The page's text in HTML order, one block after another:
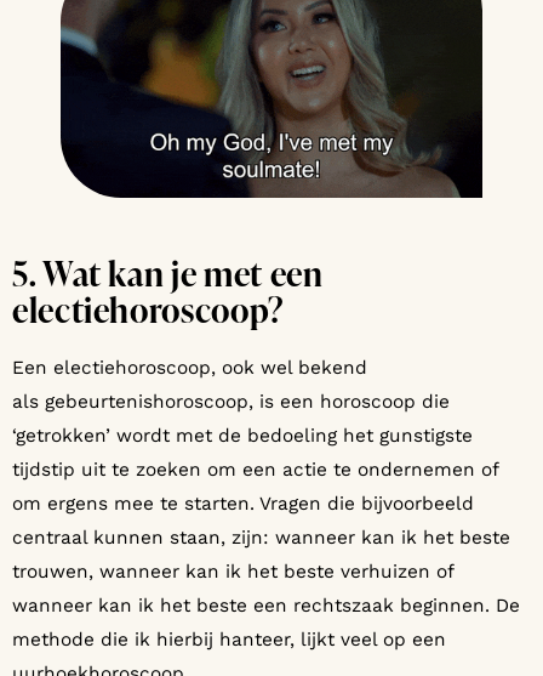
5. Wat kan je met een
electiehoroscoop?
Een electiehoroscoop, ook wel bekend
als gebeurtenishoroscoop, is een horoscoop die
‘getrokken’ wordt met de bedoeling het gunstigste
tijdstip uit te zoeken om een actie te ondernemen of
om ergens mee te starten. Vragen die bijvoorbeeld
centraal kunnen staan, zijn: wanneer kan ik het beste
trouwen, wanneer kan ik het beste verhuizen of
wanneer kan ik het beste een rechtszaak beginnen. De
methode die ik hierbij hanteer, lijkt veel op een